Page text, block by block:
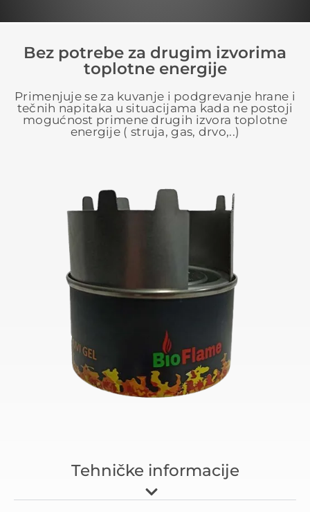
Bez potrebe za drugim izvorima
toplotne energije
Primenjuje se za kuvanje i podgrevanje hrane i
tečnih napitaka u situacijama kada ne postoji
mogućnost primene drugih izvora toplotne
energije ( struja, gas, drvo,..)
Tehničke informacije